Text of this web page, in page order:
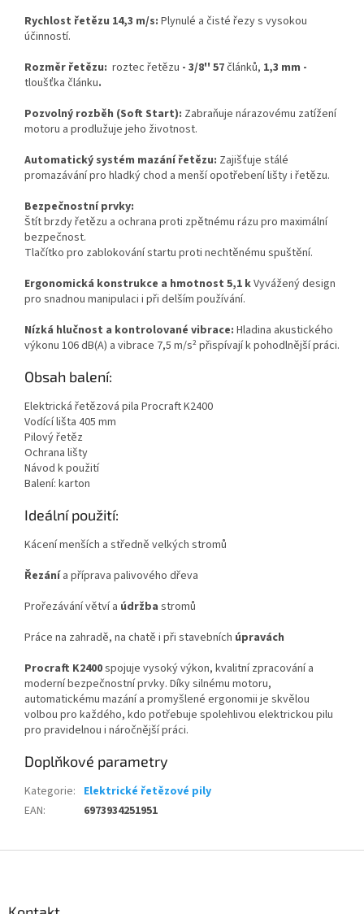
Rychlost řetězu 14,3 m/s: Plynulé a čisté řezy s vysokou
účinností.
Rozměr řetězu: roztec řetězu - 3/8'' 57článků, 1,3 mm -
tloušťka článku.
Pozvolný rozběh (Soft Start): Zabraňuje nárazovému zatížení
motoru a prodlužuje jeho životnost.
Automatický systém mazání řetězu: Zajišťuje stálé
promazávání pro hladký chod a menší opotřebení lišty i řetězu.
Bezpečnostní prvky:
Štít brzdy řetězu a ochrana proti zpětnému rázu pro maximální
bezpečnost.
Tlačítko pro zablokování startu proti nechtěnému spuštění.
Ergonomická konstrukce a hmotnost 5,1 kVyvážený design
pro snadnou manipulaci i při delším používání.
Nízká hlučnost a kontrolované vibrace: Hladina akustického
výkonu 106 dB(A) a vibrace 7,5 m/s² přispívají k pohodlnější práci.
Obsah balení:
Elektrická řetězová pila Procraft K2400
Vodící lišta 405 mm
Pilový řetěz
Ochrana lišty
Návod k použití
Balení: karton
Ideální použití:
Kácení menších a středně velkých stromů
Řezánía příprava palivového dřeva
Prořezávání větví a údržba stromů
Práce na zahradě, na chatě i při stavebních úpravách
Procraft K2400spojuje vysoký výkon, kvalitní zpracování a
moderní bezpečnostní prvky. Díky silnému motoru,
automatickému mazání a promyšlené ergonomii je skvělou
volbou pro každého, kdo potřebuje spolehlivou elektrickou pilu
pro pravidelnou i náročnější práci.
Doplňkové parametry
Kategorie: Elektrické řetězové pily
EAN: 6973934251951